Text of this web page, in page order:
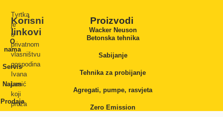
Tvrtka
je
u
privatnom
vlasništvu
gospodina
Ivana
Lasić
koji
pruža
Korisni
linkovi
O
nama
Servis
Najam
Prodaja
Proizvodi
Wacker Neuson
Betonska tehnika
Sabijanje
Tehnika za probijanje
Agregati, pumpe, rasvjeta
Zero Emission